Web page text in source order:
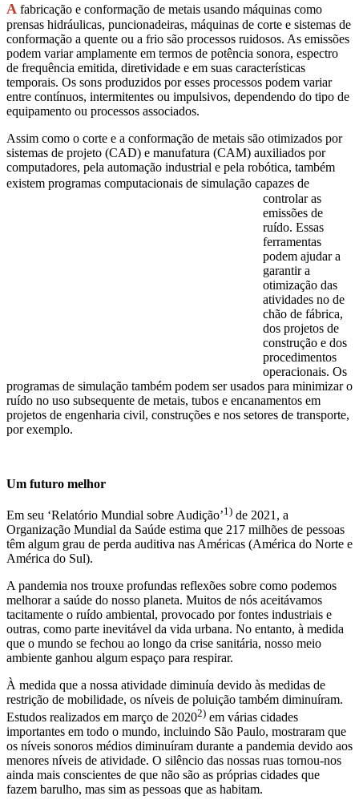
A fabricação e conformação de metais usando máquinas como
prensas hidráulicas, puncionadeiras, máquinas de corte e sistemas de
conformação a quente ou a frio são processos ruidosos. As emissões
podem variar amplamente em termos de potência sonora, espectro
de frequência emitida, diretividade e em suas características
temporais. Os sons produzidos por esses processos podem variar
entre contínuos, intermitentes ou impulsivos, dependendo do tipo de
equipamento ou processos associados.
Assim como o corte e a conformação de metais são otimizados por
sistemas de projeto (CAD) e manufatura (CAM) auxiliados por
computadores, pela automação industrial e pela robótica, também
existem programas computacionais de simulação capazes de
controlar as
emissões de
ruído. Essas
ferramentas
podem ajudar a
garantir a
otimização das
atividades no de
chão de fábrica,
dos projetos de
construção e dos
procedimentos
operacionais. Os
programas de simulação também podem ser usados para minimizar o
ruído no uso subsequente de metais, tubos e encanamentos em
projetos de engenharia civil, construções e nos setores de transporte,
por exemplo.
Um futuro melhor
Em seu ‘Relatório Mundial sobre Audição’1) de 2021, a
Organização Mundial da Saúde estima que 217 milhões de pessoas
têm algum grau de perda auditiva nas Américas (América do Norte e
América do Sul).
A pandemia nos trouxe profundas reflexões sobre como podemos
melhorar a saúde do nosso planeta. Muitos de nós aceitávamos
tacitamente o ruído ambiental, provocado por fontes industriais e
outras, como parte inevitável da vida urbana. No entanto, à medida
que o mundo se fechou ao longo da crise sanitária, nosso meio
ambiente ganhou algum espaço para respirar.
À medida que a nossa atividade diminuía devido às medidas de
restrição de mobilidade, os níveis de poluição também diminuíram.
Estudos realizados em março de 20202) em várias cidades
importantes em todo o mundo, incluindo São Paulo, mostraram que
os níveis sonoros médios diminuíram durante a pandemia devido aos
menores níveis de atividade. O silêncio das nossas ruas tornou-nos
ainda mais conscientes de que não são as próprias cidades que
fazem barulho, mas sim as pessoas que as habitam.